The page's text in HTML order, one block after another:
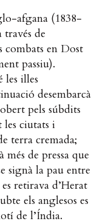
afgana (1838-
de
combats en Dost
passiu).
les illes
desembarcà
pels súbdits
les ciutats i
terra cremada;
de pressa que
signà la pau entre
retirava d’Herat
els anglesos es
de l’Índia.